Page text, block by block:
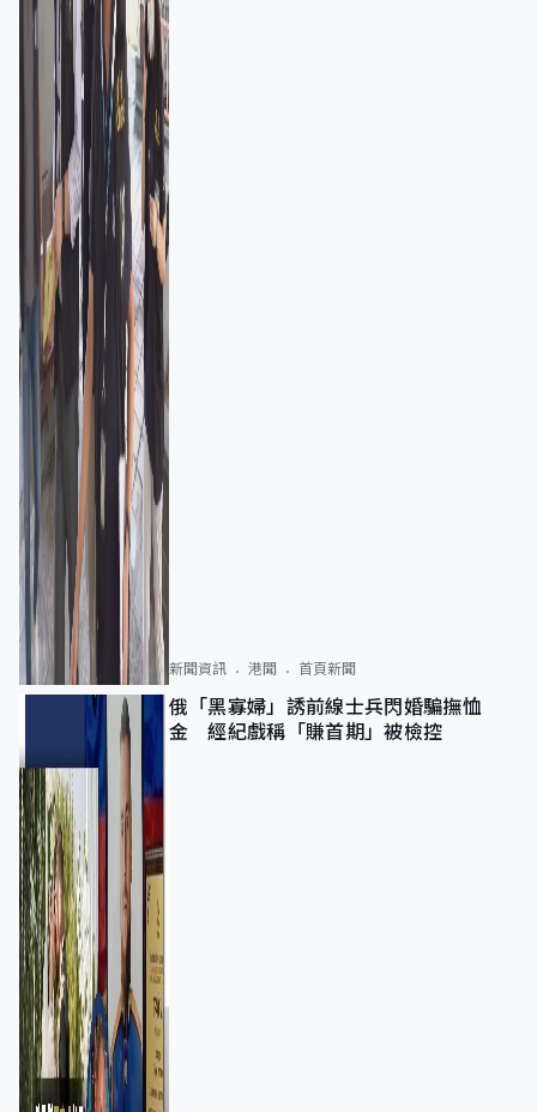
新聞資訊 港聞 首頁新聞
俄「黑寡婦」誘前線士兵閃婚騙撫恤
金 經紀戲稱「賺首期」被檢控